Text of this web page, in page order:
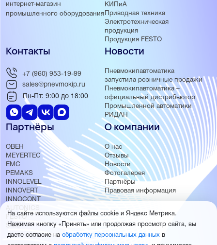
интернет-магазин
промышленного оборудования
КИПиА
Приводная техника
Электротехническая
продукция
Продукция FESTO
Новости
Пневмокипавтоматика
запустила розничные продажи
Пневмокипавтоматика –
официальный дистрибьютор
Промышленной автоматики
РИДАН
Партнёры
ОВЕН
MEYERTEC
EMC
PEMAKS
INNOLEVEL
INNOVERT
INNOCONT
AUTONICS
FESTO
SMC
О компании
О нас
Отзывы
Новости
Фотогалерея
Партнёры
Правовая информация
Контакты
+7 (960) 953-19-99
sales@pnevmokip.ru
Пн-Пт: 9:00 до 18:00
На сайте используются файлы cookie и Яндекс Метрика.
Нажимая кнопку «Принять» или продолжая просмотр сайта, вы
даете согласие на обработку персональных данных в